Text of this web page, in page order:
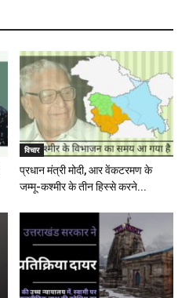
विचार
प्रधान मंत्री मोदी, आर वेंकटरमण के
जम्मू-कश्मीर के तीन हिस्से करने...